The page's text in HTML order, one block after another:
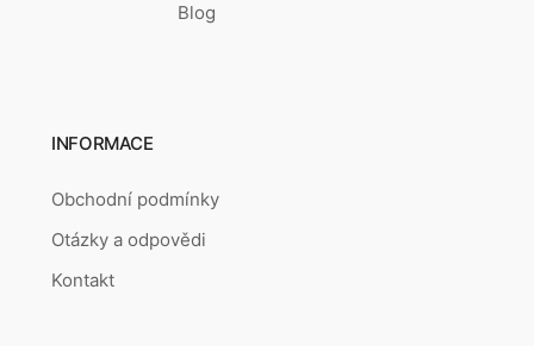
Blog
INFORMACE
Obchodní podmínky
Otázky a odpovědi
Kontakt